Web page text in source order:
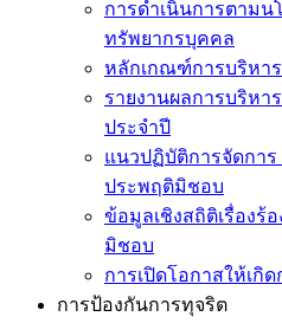
การดำเนินการตามน
ทรัพยากรบุคคล
หลักเกณฑ์การบริหา
รายงานผลการบริห
ประจำปี
แนวปฏิบัติการจัดการ
ประพฤติมิชอบ
ข้อมูลเชิงสถิติเรื่องร้
มิชอบ
การเปิดโอกาสให้เกิ
การป้องกันการทุจริต